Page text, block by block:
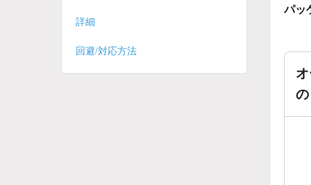
パッ
詳細
回避/対応方法